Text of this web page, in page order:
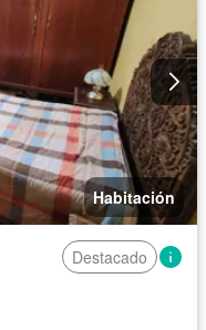
Habitación
Destacado